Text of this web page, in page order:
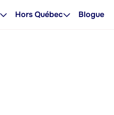
Hors Québec Blogue